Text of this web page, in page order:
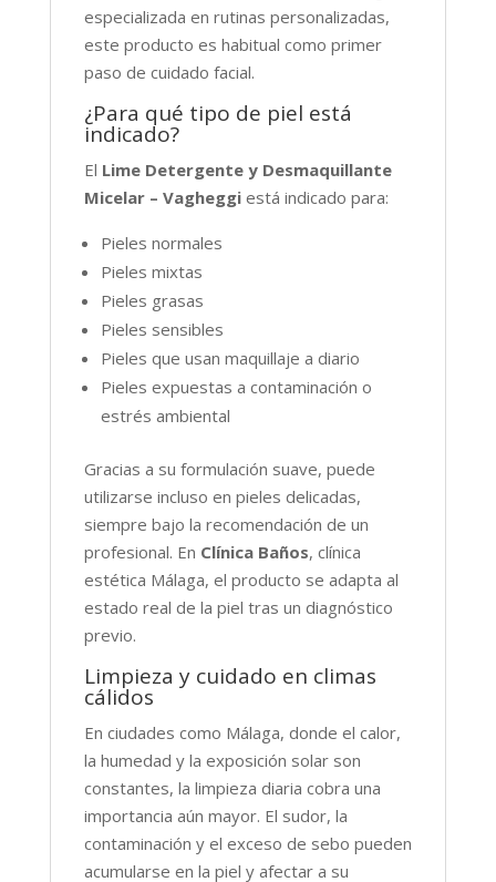
especializada en rutinas personalizadas,
este producto es habitual como primer
paso de cuidado facial.
¿Para qué tipo de piel está
indicado?
El Lime Detergente y Desmaquillante
Micelar – Vagheggiestá indicado para:
Pieles normales
Pieles mixtas
Pieles grasas
Pieles sensibles
Pieles que usan maquillaje a diario
Pieles expuestas a contaminación o
estrés ambiental
Gracias a su formulación suave, puede
utilizarse incluso en pieles delicadas,
siempre bajo la recomendación de un
profesional. En Clínica Baños, clínica
estética Málaga, el producto se adapta al
estado real de la piel tras un diagnóstico
previo.
Limpieza y cuidado en climas
cálidos
En ciudades como Málaga, donde el calor,
la humedad y la exposición solar son
constantes, la limpieza diaria cobra una
importancia aún mayor. El sudor, la
contaminación y el exceso de sebo pueden
acumularse en la piel y afectar a su